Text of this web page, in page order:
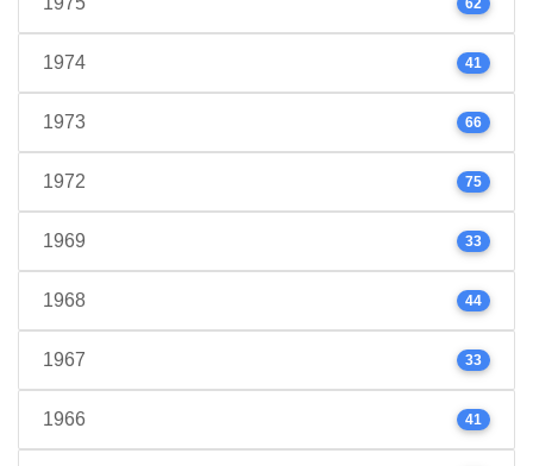
1974 41
1973 66
1972 75
1969 33
1968 44
1967 33
1966 41